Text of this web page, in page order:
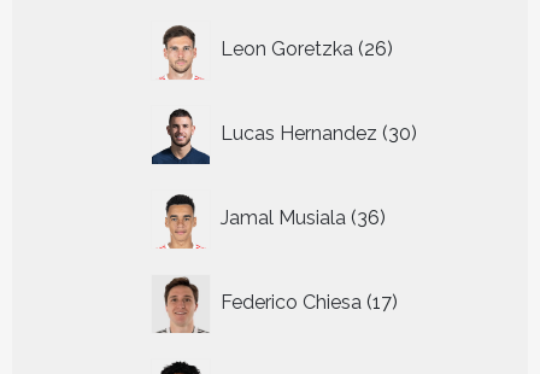
Leon Goretzka 26
producten
Lucas Hernandez 30
producten
Jamal Musiala 36
producten
Federico Chiesa 17
producten